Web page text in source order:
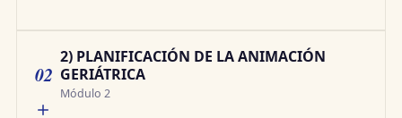
02
2) PLANIFICACIÓN DE LA ANIMACIÓN
GERIÁTRICA
Módulo 2